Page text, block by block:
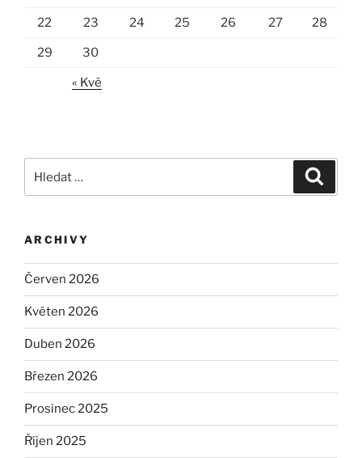
22 23 24 25 26 27 28
29 30
« Kvě
ARCHIVY
Červen 2026
Květen 2026
Duben 2026
Březen 2026
Prosinec 2025
Říjen 2025